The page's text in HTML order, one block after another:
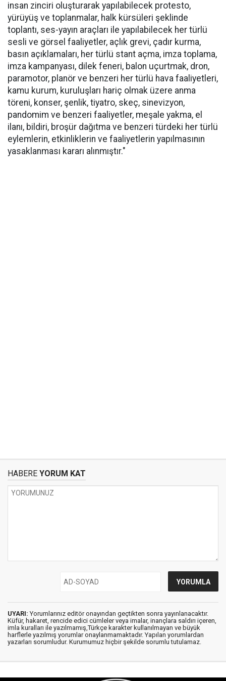
insan zinciri oluşturarak yapılabilecek protesto,
yürüyüş ve toplanmalar, halk kürsüleri şeklinde
toplantı, ses-yayın araçları ile yapılabilecek her türlü
sesli ve görsel faaliyetler, açlık grevi, çadır kurma,
basın açıklamaları, her türlü stant açma, imza toplama,
imza kampanyası, dilek feneri, balon uçurtmak, dron,
paramotor, planör ve benzeri her türlü hava faaliyetleri,
kamu kurum, kuruluşları hariç olmak üzere anma
töreni, konser, şenlik, tiyatro, skeç, sinevizyon,
pandomim ve benzeri faaliyetler, meşale yakma, el
ilanı, bildiri, broşür dağıtma ve benzeri türdeki her türlü
eylemlerin, etkinliklerin ve faaliyetlerin yapılmasının
yasaklanması kararı alınmıştır."
HABERE YORUM KAT
UYARI: Yorumlarınız editör onayından geçtikten sonra yayınlanacaktır.
Küfür, hakaret, rencide edici cümleler veya imalar, inançlara saldırı içeren,
imla kuralları ile yazılmamış,Türkçe karakter kullanılmayan ve büyük
harflerle yazılmış yorumlar onaylanmamaktadır. Yapılan yorumlardan
yazarları sorumludur. Kurumumuz hiçbir şekilde sorumlu tutulamaz.